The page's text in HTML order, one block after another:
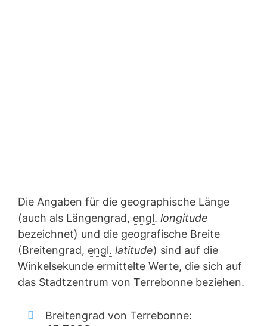
Die Angaben für die geographische Länge
(auch als Längengrad, engl. longitude
bezeichnet) und die geografische Breite
(Breitengrad, engl. latitude) sind auf die
Winkelsekunde ermittelte Werte, die sich auf
das Stadtzentrum von Terrebonne beziehen.
Breitengrad von Terrebonne: